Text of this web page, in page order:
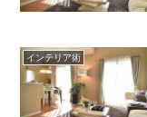
インテリア術